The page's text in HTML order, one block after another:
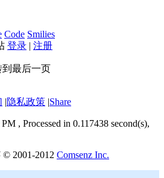
Code Smilies
登录 | 注册
到最后一页
|隐私政策 |Share
PM , Processed in 0.117438 second(s),
© 2001-2012 Comsenz Inc.